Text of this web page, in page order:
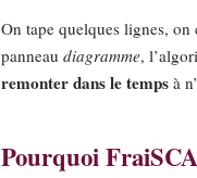
On tape quelques lignes,
panneaudiagramme,
remonter dans le temps à
Pourquoi